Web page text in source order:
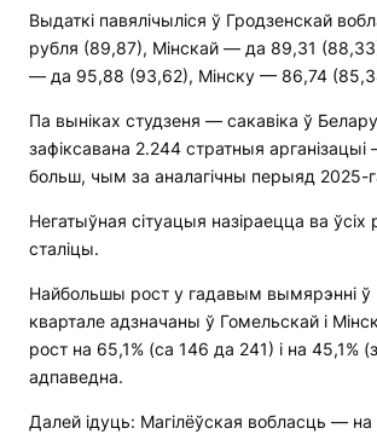
Выдаткі павялічыліся ў Гродзенскай
рубля (89,87), Мінскай — да 89,31
— да 95,88 (93,62), Мінску — 86,74
Па выніках студзеня — сакавіка ў
зафіксавана 2.244 стратныя
больш, чым за аналагічны перыяд 2025-
Негатыўная сітуацыя назіраецца ва ўсіх
сталіцы.
Найбольшы рост у гадавым вымярэнні
квартале адзначаны ў Гомельскай і
рост на 65,1% (са 146 да 241) і на 45,1%
адпаведна.
Далей ідуць: Магілёўская вобласць —